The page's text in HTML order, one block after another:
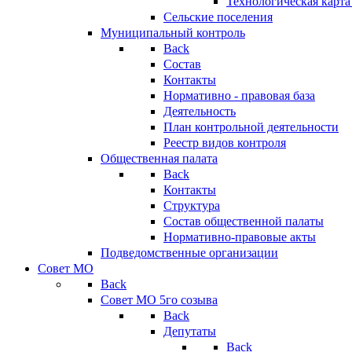
Сельские поселения
Муниципальный контроль
Back
Состав
Контакты
Нормативно - правовая база
Деятельность
План контрольной деятельности
Реестр видов контроля
Общественная палата
Back
Контакты
Структура
Состав общественной палаты
Нормативно-правовые акты
Подведомственные организации
Совет МО
Back
Совет МО 5го созыва
Back
Депутаты
Back